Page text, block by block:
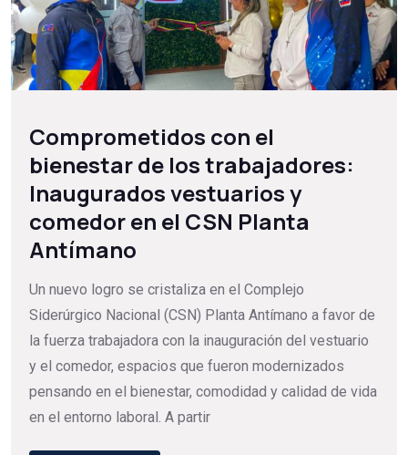
Comprometidos con el
bienestar de los trabajadores:
Inaugurados vestuarios y
comedor en el CSN Planta
Antímano
Un nuevo logro se cristaliza en el Complejo
Siderúrgico Nacional (CSN) Planta Antímano a favor de
la fuerza trabajadora con la inauguración del vestuario
y el comedor, espacios que fueron modernizados
pensando en el bienestar, comodidad y calidad de vida
en el entorno laboral. A partir